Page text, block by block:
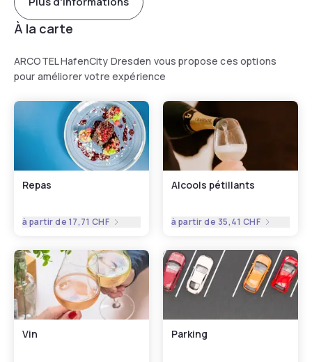
À la carte
ARCOTEL HafenCity Dresden vous propose ces options
pour améliorer votre expérience
Repas
à partir de 17,71 CHF
Alcools pétillants
à partir de 35,41 CHF
Vin Parking